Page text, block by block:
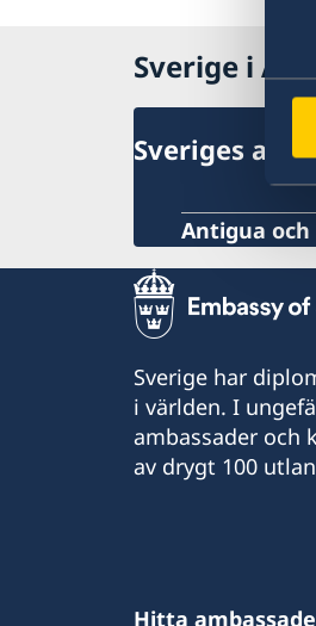
Naturförhållanden
Trafiksäkerhet
Kriminalitet och
Lokala lagar och
Hälso- och sjukvård
In- och
Sverige i
Sveriges
Antigua och
Sverige har
i världen. I
ambassader och
av drygt 100
Hitta